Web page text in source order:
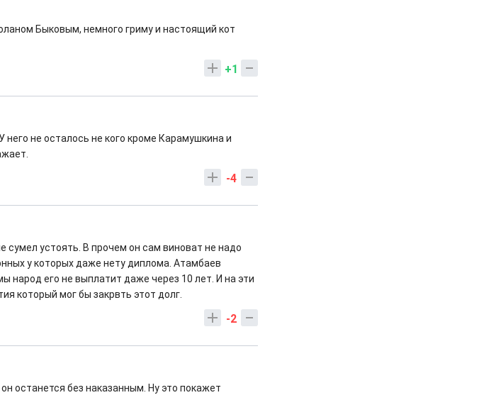
Быковым, немного гриму и настоящий кот
+1
него не осталось не кого кроме Карамушкина и
-4
сумел устоять. В прочем он сам виноват не надо
у которых даже нету диплома. Атамбаев
народ его не выплатит даже через 10 лет. И на эти
который мог бы закрвть этот долг.
-2
останется без наказанным. Ну это покажет